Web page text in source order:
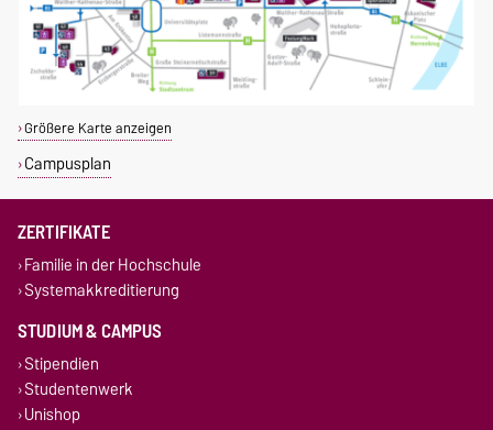
Größere Karte anzeigen
Campusplan
ZERTIFIKATE
Familie in der Hochschule
Systemakkreditierung
STUDIUM & CAMPUS
Stipendien
Studentenwerk
Unishop